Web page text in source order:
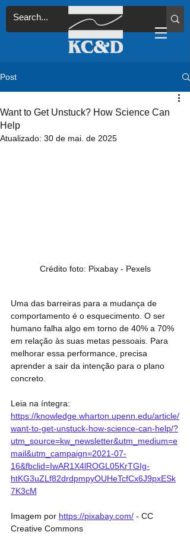
Post
Want to Get Unstuck? How Science Can
Help
Atualizado: 30 de mai. de 2025
Crédito foto: Pixabay - Pexels
Uma das barreiras para a mudança de
comportamento é o esquecimento. O ser
humano falha algo em torno de 40% a 70%
em relação às suas metas pessoais. Para
melhorar essa performance, precisa
aprender a sair da intenção para o plano
concreto.
Leia na íntegra:
https://knowledge.wharton.upenn.edu/article/
want-to-get-unstuck-how-science-can-help/?
utm_source=kw_newsletter&utm_medium=e
mail&utm_campaign=2021-07-
16&fbclid=IwAR1X4lROGL05KrTGIg-
htKG3uZLf82drdpmpyOUHeTcfCx6J9pxESk
7K3cM
Imagem por https://pixabay.com/ - CC
Creative Commons